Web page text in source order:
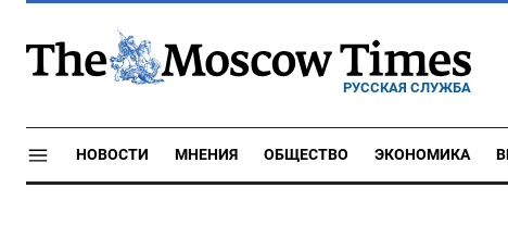
РУССКАЯ СЛУЖБА
НОВОСТИ МНЕНИЯ ОБЩЕСТВО ЭКОНОМИКА